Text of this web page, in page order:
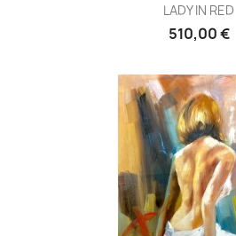
LADY IN RED
510,00 €